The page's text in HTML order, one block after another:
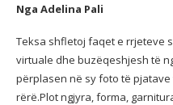
Nga Adelina Pali
Teksa shfletoj faqet e rrjeteve
virtuale dhe buzëqeshjesh të
përplasen në sy foto të
rërë.Plot ngjyra, forma,